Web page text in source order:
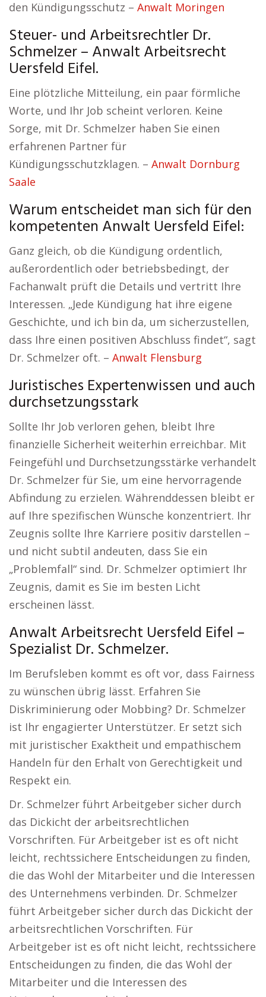
den Kündigungsschutz – Anwalt Moringen
Steuer- und Arbeitsrechtler Dr.
Schmelzer – Anwalt Arbeitsrecht
Uersfeld Eifel.
Eine plötzliche Mitteilung, ein paar förmliche
Worte, und Ihr Job scheint verloren. Keine
Sorge, mit Dr. Schmelzer haben Sie einen
erfahrenen Partner für
Kündigungsschutzklagen. – Anwalt Dornburg
Saale
Warum entscheidet man sich für den
kompetenten Anwalt Uersfeld Eifel:
Ganz gleich, ob die Kündigung ordentlich,
außerordentlich oder betriebsbedingt, der
Fachanwalt prüft die Details und vertritt Ihre
Interessen. „Jede Kündigung hat ihre eigene
Geschichte, und ich bin da, um sicherzustellen,
dass Ihre einen positiven Abschluss findet“, sagt
Dr. Schmelzer oft. – Anwalt Flensburg
Juristisches Expertenwissen und auch
durchsetzungsstark
Sollte Ihr Job verloren gehen, bleibt Ihre
finanzielle Sicherheit weiterhin erreichbar. Mit
Feingefühl und Durchsetzungsstärke verhandelt
Dr. Schmelzer für Sie, um eine hervorragende
Abfindung zu erzielen. Währenddessen bleibt er
auf Ihre spezifischen Wünsche konzentriert. Ihr
Zeugnis sollte Ihre Karriere positiv darstellen –
und nicht subtil andeuten, dass Sie ein
„Problemfall“ sind. Dr. Schmelzer optimiert Ihr
Zeugnis, damit es Sie im besten Licht
erscheinen lässt.
Anwalt Arbeitsrecht Uersfeld Eifel –
Spezialist Dr. Schmelzer.
Im Berufsleben kommt es oft vor, dass Fairness
zu wünschen übrig lässt. Erfahren Sie
Diskriminierung oder Mobbing? Dr. Schmelzer
ist Ihr engagierter Unterstützer. Er setzt sich
mit juristischer Exaktheit und empathischem
Handeln für den Erhalt von Gerechtigkeit und
Respekt ein.
Dr. Schmelzer führt Arbeitgeber sicher durch
das Dickicht der arbeitsrechtlichen
Vorschriften. Für Arbeitgeber ist es oft nicht
leicht, rechtssichere Entscheidungen zu finden,
die das Wohl der Mitarbeiter und die Interessen
des Unternehmens verbinden. Dr. Schmelzer
führt Arbeitgeber sicher durch das Dickicht der
arbeitsrechtlichen Vorschriften. Für
Arbeitgeber ist es oft nicht leicht, rechtssichere
Entscheidungen zu finden, die das Wohl der
Mitarbeiter und die Interessen des